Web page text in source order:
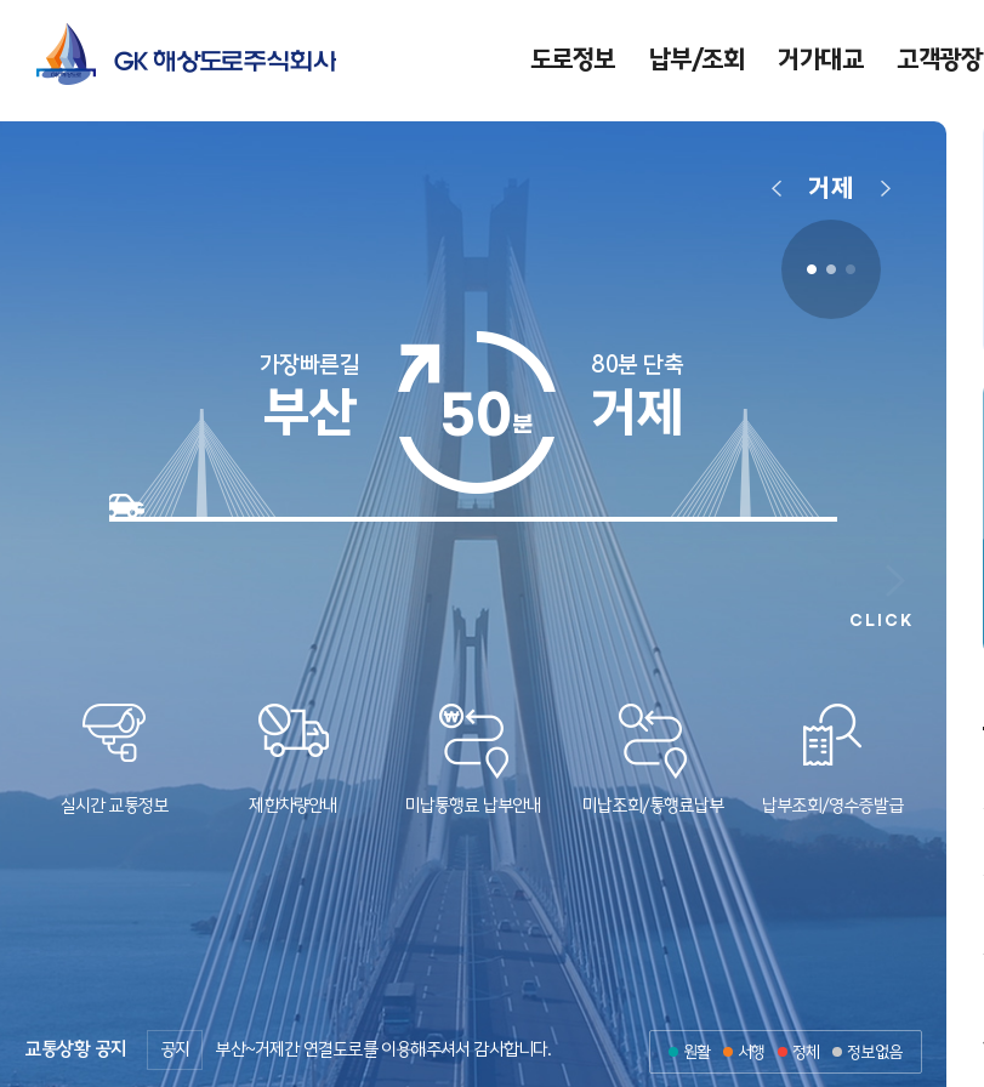
도로정보 납부/조회 거가대교 고객광장
CLICK
가장빠른길
부산 50분
80분 단축
거제
실시간 교통정보 제한차량안내 미납통행료 납부안내 미납조회/통행료납부 납부조회/영수증발급
거제
교통상황 공지
도로상황 문의전화 1433-45
공지 부산~거제간 연결도로를 이용해주셔서 감사합니다.
미디어글라스 / 어린왕자 포토존
거가대교의 야경과 함께 화려한 미디어아트를
감상해보세요. 어린왕자 포토존에서 사진은 필수!
부산광역시 강서구 거가대로 2571 가덕휴게소
홍보영상
부산~거제간 연결도로 공식 홍보영상을
감상해보세요.
각종 포토존과 홍보전시관, 조각공원, 산책로 등
볼거리가 가득한 가덕휴게소로 놀러오세요!
부산광역시 강서구 거가대로 2571 가덕휴게소
원활 서행 정체 정보없음